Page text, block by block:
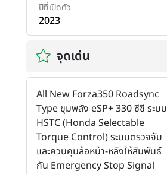
ปีที่เปิดตัว
2023
จุดเด่น
All New Forza350 Roadsync
Type ขุมพลัง eSP+ 330 ซีซี ระบบ
HSTC (Honda Selectable
Torque Control) ระบบตรวจจับ
และควบคุมล้อหน้า-หลังให้สัมพันธ์
กัน Emergency Stop Signal